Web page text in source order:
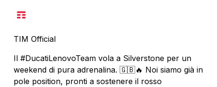
TIM Official
Il #DucatiLenovoTeam vola a Silverstone per un
weekend di pura adrenalina. 🇬🇧🔥 Noi siamo già in
pole position, pronti a sostenere il rosso